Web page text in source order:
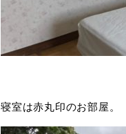
寝室は赤丸印のお部屋。